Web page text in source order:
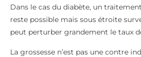
Dans le cas du diabète, un
reste possible mais sous étroite
peut perturber grandement le taux
La grossesse n’est pas une contre